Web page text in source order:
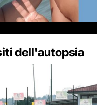
dell'autopsia